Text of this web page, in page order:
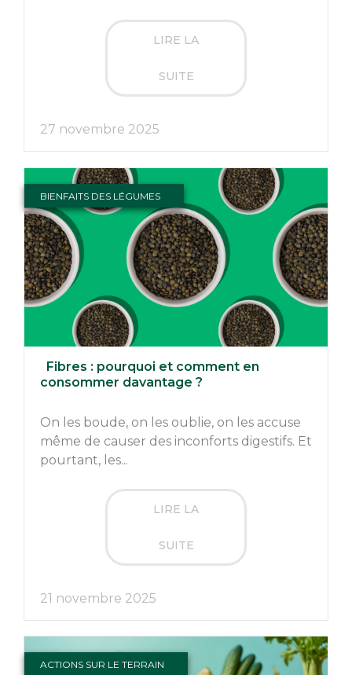
LIRE LA
SUITE
27 novembre 2025
BIENFAITS DES LÉGUMES
Fibres : pourquoi et comment en
consommer davantage ?
On les boude, on les oublie, on les accuse
même de causer des inconforts digestifs. Et
pourtant, les...
LIRE LA
SUITE
21 novembre 2025
ACTIONS SUR LE TERRAIN